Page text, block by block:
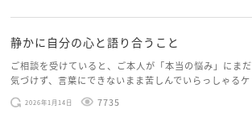
静かに自分の心と語り合うこと
ご相談を受けていると、ご本人が「本当の悩み」にまだ
気づけず、言葉にできないまま苦しんでいらっしゃるケ
ースがありますお悩みというのは、心の深いところ（深
層心理）に触れることで、まったく違う角度から解決の
2026年1月14日 7735